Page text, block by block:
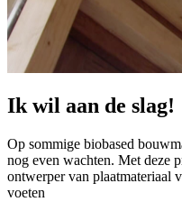
Ik wil aan de slag!
Op sommige biobased
nog even wachten. Met deze
ontwerper van plaatmateriaal
voeten